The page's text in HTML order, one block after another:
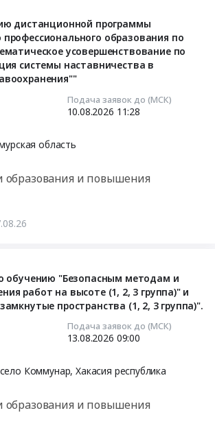
дистанционной программы
образования по
усовершенствование по
системы наставничества в
Подача заявок до (МСК)
10.08.2026 11:28
область
образования и повышения
обучению "Безопасным методам и
работ на высоте (1, 2, 3 группа)" и
пространства (1, 2, 3 группа)".
Подача заявок до (МСК)
13.08.2026 09:00
Ширинский район, село Коммунар,Хакасия республика
образования и повышения